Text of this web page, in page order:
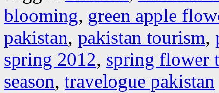
blooming, green apple
pakistan, pakistan tourism,
spring 2012, spring flower
season, travelogue pakistan